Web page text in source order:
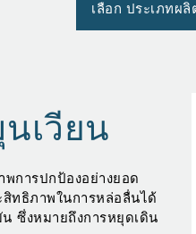
เลือก ประเภทผ
เวียน
การปกป้องอย่างยอด
ทธิภาพในการหล่อลื่นได้
น ซึ่งหมายถึงการหยุดเดิน